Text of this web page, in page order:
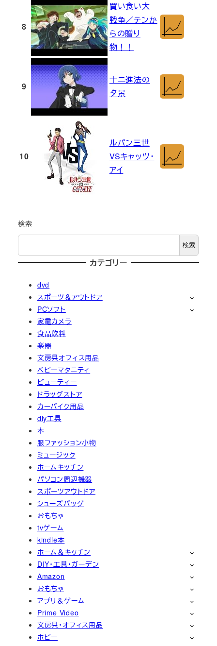
8
買い食い大
戦争／テンか
らの贈り
物！！
9
十二進法の
夕景
10
ルパン三世
VSキャッツ・
アイ
検索
検索
カテゴリー
dvd
スポーツ＆アウトドア
PCソフト
家電カメラ
食品飲料
楽器
文房具オフィス用品
ベビーマタニティ
ビューティー
ドラッグストア
カーバイク用品
diy工具
本
服ファッション小物
ミュージック
ホームキッチン
パソコン周辺機器
スポーツアウトドア
シューズバッグ
おもちゃ
tvゲーム
kindle本
ホーム＆キッチン
DIY・工具・ガーデン
Amazon
おもちゃ
アプリ＆ゲーム
Prime Video
文房具・オフィス用品
ホビー